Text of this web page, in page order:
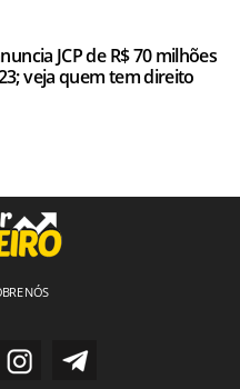
JCP de R$ 70 milhões
veja quem tem direito
NÓS